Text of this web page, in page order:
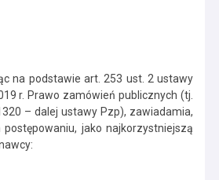
na podstawie art. 253 ust. 2 ustawy
r. Prawo zamówień publicznych (tj.
– dalej ustawy Pzp), zawiadamia,
jako najkorzystniejszą